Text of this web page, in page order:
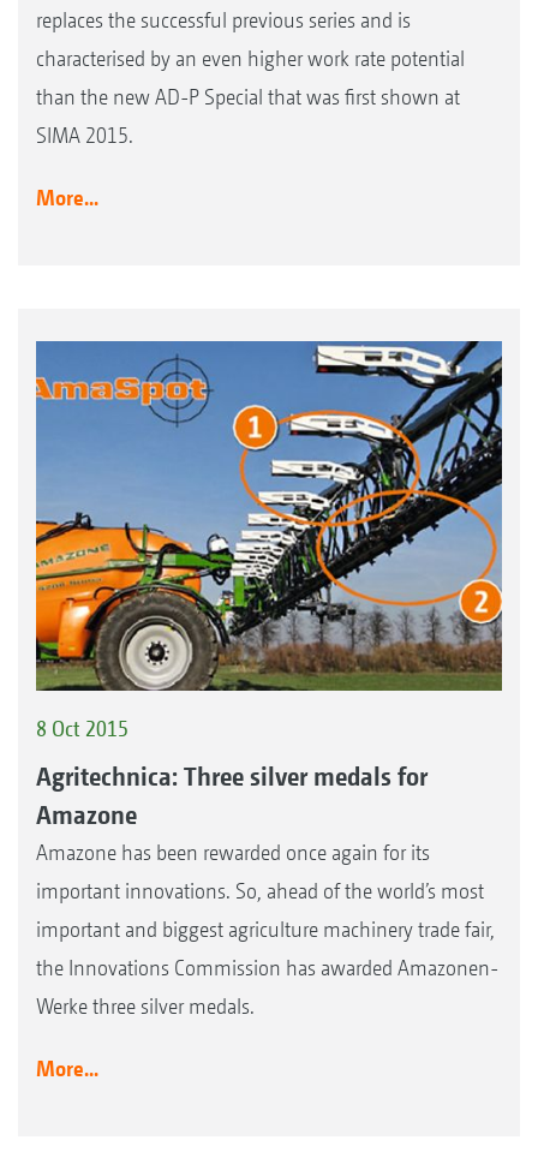
replaces the successful previous series and is
characterised by an even higher work rate potential
than the new AD-P Special that was first shown at
SIMA 2015.
More...
8 Oct 2015
Agritechnica: Three silver medals for
Amazone
Amazone has been rewarded once again for its
important innovations. So, ahead of the world’s most
important and biggest agriculture machinery trade fair,
the Innovations Commission has awarded Amazonen-
Werke three silver medals.
More...